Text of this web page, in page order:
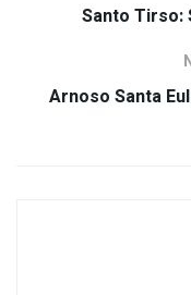
Santo Tirso:
Arnoso Santa